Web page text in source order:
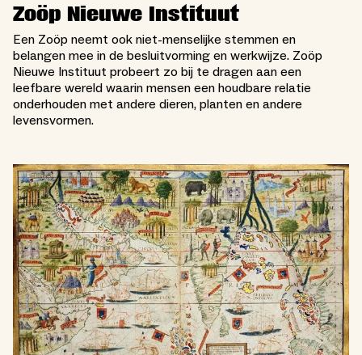
Zoöp Nieuwe Instituut
Een Zoöp neemt ook niet-menselijke stemmen en
belangen mee in de besluitvorming en werkwijze. Zoöp
Nieuwe Instituut probeert zo bij te dragen aan een
leefbare wereld waarin mensen een houdbare relatie
onderhouden met andere dieren, planten en andere
levensvormen.